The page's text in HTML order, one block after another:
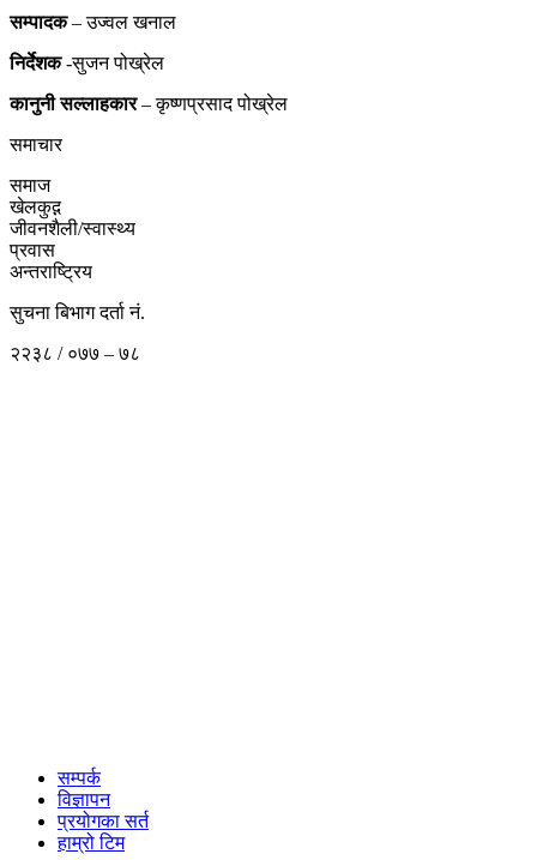
सम्पादक– उज्वल खनाल
निर्देशक-सुजन पोख्रेल
कानुनी सल्लाहकार– कृष्णप्रसाद पोख्रेल
समाचार
समाज
खेलकुद़़
जीवनशैली/स्वास्थ्य
प्रवास
अन्तराष्ट्रिय
सुचना बिभाग दर्ता नं.
२२३८ / ०७७ – ७८
सम्पर्क
विज्ञापन
प्रयोगका सर्त
हाम्रो टिम